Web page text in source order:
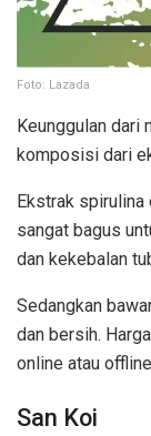
Foto: Lazada
Keunggulan dari
komposisi dari
Ekstrak
sangat bagus
dan kekebalan
Sedangkan
dan bersih.
online atau
San Koi